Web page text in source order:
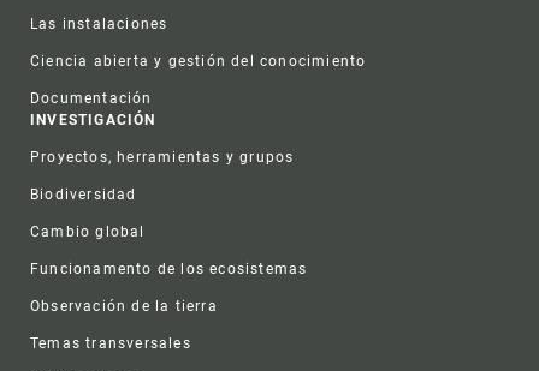
Las instalaciones
Ciencia abierta y gestión del conocimiento
Documentación
INVESTIGACIÓN
Proyectos, herramientas y grupos
Biodiversidad
Cambio global
Funcionamento de los ecosistemas
Observación de la tierra
Temas transversales